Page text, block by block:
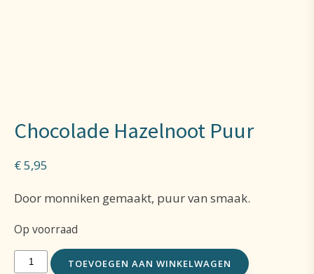
Chocolade Hazelnoot Puur
€5,95
Door monniken gemaakt, puur van smaak.
Op voorraad
ChocoladeTOEVOEGEN AAN WINKELWAGEN